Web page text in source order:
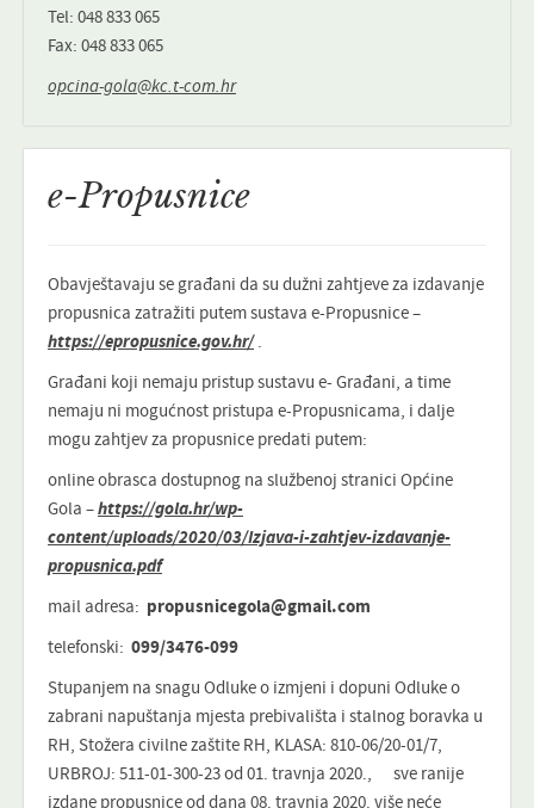
Tel: 048 833 065
Fax: 048 833 065
opcina-gola@kc.t-com.hr
e-Propusnice
Obavještavaju se građani da su dužni zahtjeve za izdavanje
propusnica zatražiti putem sustava e-Propusnice –
https://epropusnice.gov.hr/.
Građani koji nemaju pristup sustavu e- Građani, a time
nemaju ni mogućnost pristupa e-Propusnicama, i dalje
mogu zahtjev za propusnice predati putem:
online obrasca dostupnog na službenoj stranici Općine
Gola –https://gola.hr/wp-
content/uploads/2020/03/Izjava-i-zahtjev-izdavanje-
propusnica.pdf
mail adresa: propusnicegola@gmail.com
telefonski: 099/3476-099
Stupanjem na snagu Odluke o izmjeni i dopuni Odluke o
zabrani napuštanja mjesta prebivališta i stalnog boravka u
RH, Stožera civilne zaštite RH, KLASA: 810-06/20-01/7,
URBROJ: 511-01-300-23 od 01. travnja 2020., sve ranije
izdane propusnice od dana 08. travnja 2020. više neće